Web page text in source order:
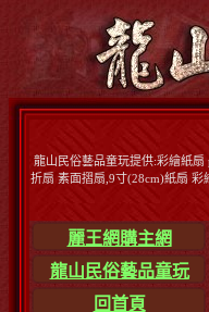
龍山民俗藝品童玩提供:彩繪紙
折扇 素面摺扇,9寸(28cm)紙扇
麗王網購主網
龍山民俗藝品童玩
回首頁